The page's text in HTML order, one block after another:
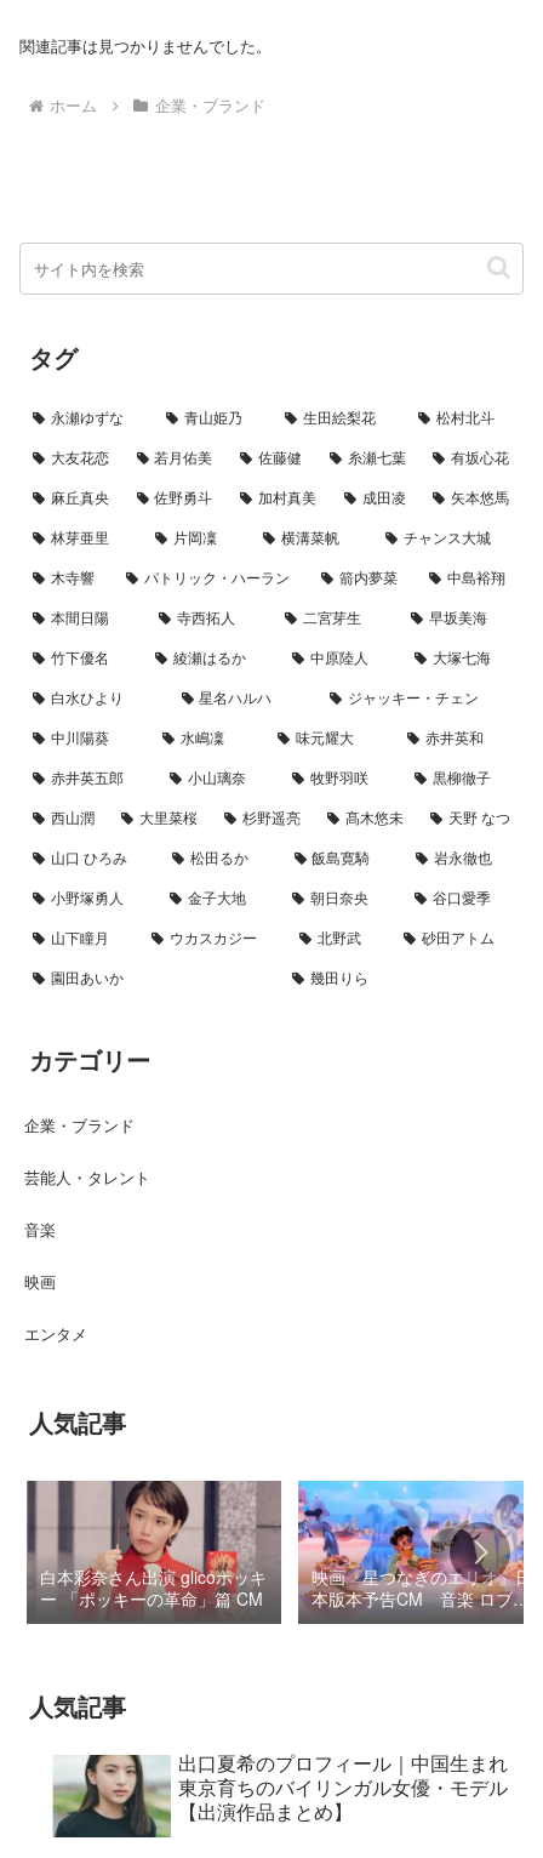
関連記事は見つかりませんでした。
ホーム 企業・ブランド
タグ
永瀬ゆずな 青山姫乃 生田絵梨花
松村北斗
大友花恋
若月佑美 佐藤健 糸瀬七葉
有坂心花
麻丘真央
佐野勇斗 加村真美 成田凌
矢本悠馬
林芽亜里
片岡凜 横溝菜帆
チャンス大城
木寺響
パトリック・ハーラン 箭内夢菜
中島裕翔
本間日陽
寺西拓人 二宮芽生
早坂美海
竹下優名
綾瀬はるか 中原陸人
大塚七海
白水ひより
星名ハルハ
ジャッキー・チェン
中川陽葵
水嶋凜 味元耀大
赤井英和
赤井英五郎
小山璃奈 牧野羽咲
黒柳徹子
西山潤
大里菜桜 杉野遥亮 髙木悠未
天野 なつ
山口 ひろみ
松田るか 飯島寛騎
岩永徹也
小野塚勇人
金子大地 朝日奈央
谷口愛季
山下瞳月
ウカスカジー 北野武
砂田アトム
園田あいか
幾田りら
カテゴリー
企業・ブランド
芸能人・タレント
音楽
映画
エンタメ
人気記事
白本彩奈さん出演 glicoポッキ
ー 「ポッキーの革命」篇 CM
映画『星つなぎのエリオ』日
本版本予告CM 音楽 ロブ・
シモンセン /
人気記事
出口夏希のプロフィール｜中国生まれ
東京育ちのバイリンガル女優・モデル
【出演作品まとめ】